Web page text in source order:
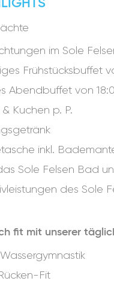
im Sole
Frühstücksbuffet
Abendbuffet von
Kuchen p. P.
inkl.
Sole Felsen Bad
des Sole
fit mit unserer
Fit